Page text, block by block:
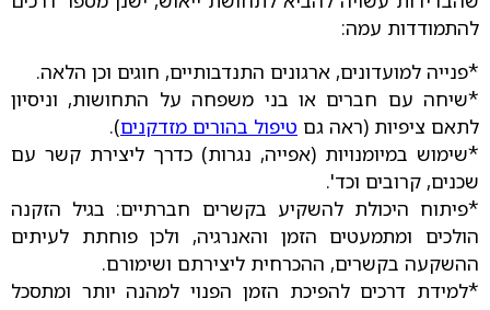
להתמודדות עמה:
*פנייה למועדונים, ארגונים התנדבותיים, חוגים וכן הלאה.
*שיחה עם חברים או בני משפחה על התחושות, וניסיון
לתאם ציפיות (ראה גם טיפול בהורים מזדקנים).
*שימוש במיומנויות (אפייה, נגרות) כדרך ליצירת קשר עם
שכנים, קרובים וכד'.
*פיתוח היכולת להשקיע בקשרים חברתיים: בגיל הזקנה
הולכים ומתמעטים הזמן והאנרגיה, ולכן פוחתת לעיתים
ההשקעה בקשרים, ההכרחית ליצירתם ושימורם.
*למידת דרכים להפיכת הזמן הפנוי למהנה יותר ומתסכל